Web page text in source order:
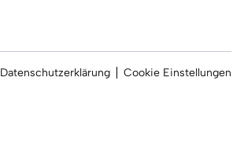
Datenschutzerklärung Cookie Einstellungen